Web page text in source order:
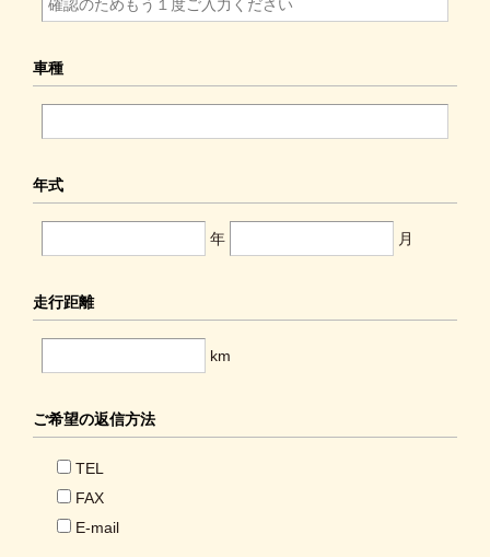
車種
年式
年 月
走行距離
km
ご希望の返信方法
TEL
FAX
E-mail